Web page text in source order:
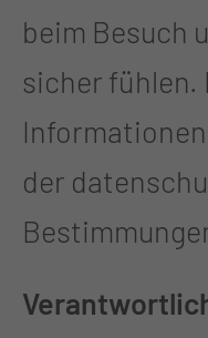
beim Besuch
sicher fühlen.
der